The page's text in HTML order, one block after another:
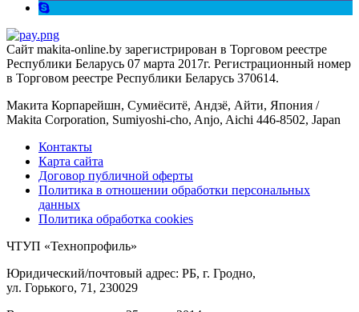
Сайт makita-online.by зарегистрирован в Торговом реестре
Республики Беларусь 07 марта 2017г. Регистрационный номер
в Торговом реестре Республики Беларусь 370614.
Макита Корпарейшн, Сумиёситё, Андзё, Айти, Япония /
Makita Corporation, Sumiyoshi-cho, Anjo, Aichi 446-8502, Japan
Контакты
Карта сайта
Договор публичной оферты
Политика в отношении обработки персональных
данных
Политика обработка cookies
ЧТУП «Технопрофиль»
Юридический/почтовый адрес: РБ, г. Гродно,
ул. Горького, 71, 230029